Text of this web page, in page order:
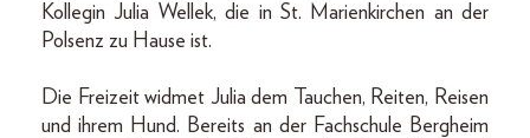
Kollegin Julia Wellek, die in St. Marienkirchen an der
Polsenz zu Hause ist.
Die Freizeit widmet Julia dem Tauchen, Reiten, Reisen
und ihrem Hund. Bereits an der Fachschule Bergheim